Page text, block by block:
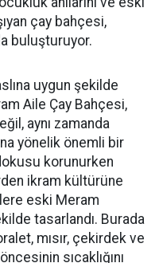
çay bahçesi,
buluşturuyor.
uygun şekilde
Aile Çay Bahçesi,
aynı zamanda
yönelik önemli bir
korunurken
ikram kültürüne
eski Meram
tasarlandı. Burada
mısır, çekirdek ve
sıcaklığını